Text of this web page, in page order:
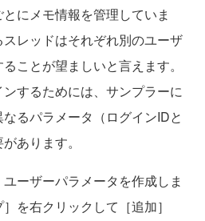
にメモ情報を管理していま
レッドはそれぞれ別のユーザ
ことが望ましいと言えます。
するためには、サンプラーに
るパラメータ（ログインIDと
あります。
ーザーパラメータを作成しま
を右クリックして［追加］